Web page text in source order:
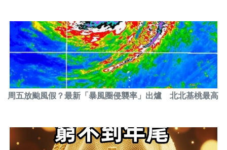
周五放颱風假？最新「暴風圈侵襲率」出爐 北北基桃最高